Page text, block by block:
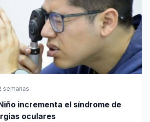
semanas
incrementa el síndrome de
oculares